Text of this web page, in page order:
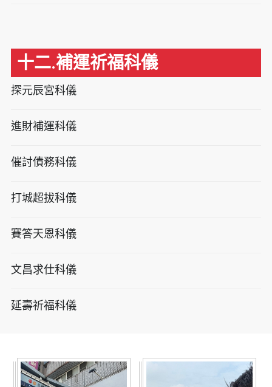
十二.補運祈福科儀
探元辰宮科儀
進財補運科儀
催討債務科儀
打城超拔科儀
賽答天恩科儀
文昌求仕科儀
延壽祈福科儀